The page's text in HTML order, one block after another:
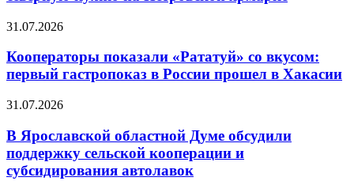
31.07.2026
Кооператоры показали «Рататуй» со вкусом:
первый гастропоказ в России прошел в Хакасии
31.07.2026
В Ярославской областной Думе обсудили
поддержку сельской кооперации и
субсидирования автолавок